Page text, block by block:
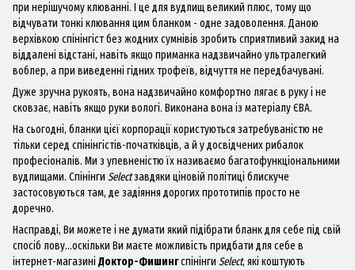
при нерішучому клюванні. І це для вудлищ великий плюс, тому що
відчувати тонкі клювання цим бланком - одне задоволення. Даною
верхівкою спінінгіст без жодних сумнівів зробить сприятливий закид на
віддалені відстані, навіть якщо приманка надзвичайно ультралегкий
воблер, а при виведенні гідних трофеїв, відчуття не передбачувані.
Дуже зручна рукоять, вона надзвичайно комфортно лягає в руку і не
сковзає, навіть якщо руки вологі. Виконана вона із матеріалу ЄВА.
На сьогодні, бланки цієї корпорації користуються затребуваністю не
тільки серед спінінгістів-початківців, а й у досвідчених рибалок
професіоналів. Ми з упевненістю їх називаємо багатофункціональними
вудлищами. Спінінги Selectзавдяки ціновій політиці блискуче
застосовуються там, де задіяння дорогих прототипів просто не
доречно.
Насправді, Ви можете і не думати який підібрати бланк для себе під свій
спосіб лову...оскільки Ви маєте можливість придбати для себе в
інтернет-магазині Доктор-Фишингспінінги Select, які коштують